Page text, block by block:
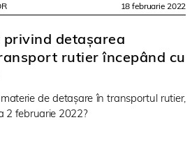
18 februarie 2022
detașarea
rutier începând cu
de detașare în transportul rutier,
2 februarie 2022?